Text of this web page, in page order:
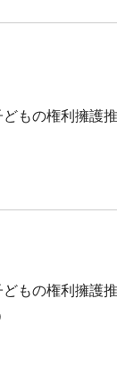
もの権利擁護
もの権利擁護